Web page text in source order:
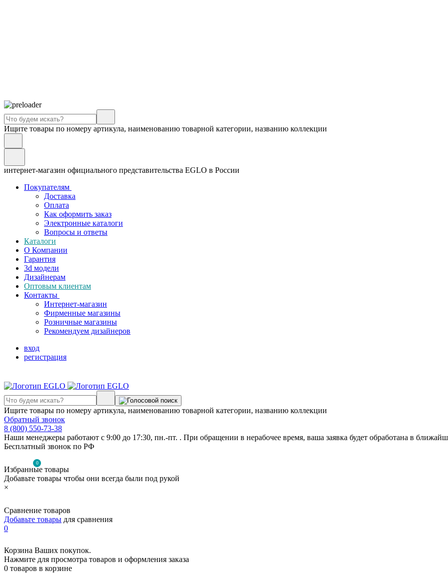
Ищите товары по номеру артикула, наименованию товарной категории, названию коллекции
интернет-магазин официального представительства EGLO в России
Покупателям
Доставка
Оплата
Как оформить заказ
Электронные каталоги
Вопросы и ответы
Каталоги
О Компании
Гарантия
3d модели
Дизайнерам
Оптовым клиентам
Контакты
Интернет-магазин
Фирменные магазины
Розничные магазины
Рекомендуем дизайнеров
вход
регистрация
Ищите товары по номеру артикула, наименованию товарной категории, названию коллекции
Обратный звонок
8 (800) 550-73-38
Наши менеджеры работают с 9:00 до 17:30, пн.-пт. . При обращении в нерабочее время, ваша заявка будет обработана в
Бесплатный звонок по РФ
0
Избранные товары
Добавьте товары чтобы они всегда были под рукой
×
Сравнение товаров
Добавьте товары для сравнения
0
Корзина Ваших покупок.
Нажмите для просмотра товаров и оформления заказа
0 товаров в корзине